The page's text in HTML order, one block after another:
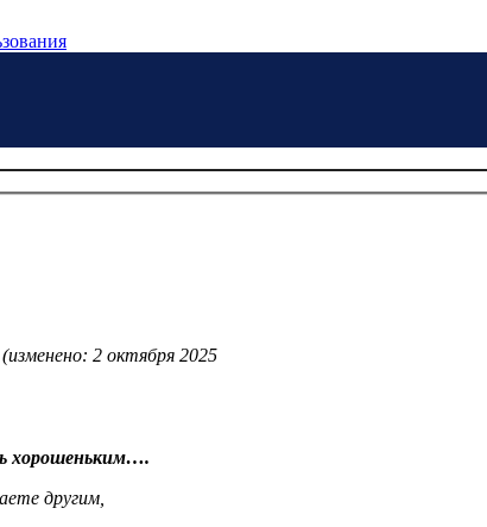
(изменено: 2 октября 2025
хорошеньким….
другим,